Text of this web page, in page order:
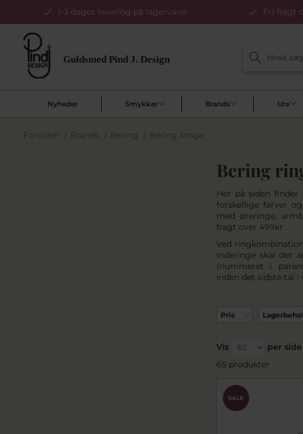
1-3 dages levering på lagervarer Fri fragt
Nyheder Smykker Brands Ure
Forsiden / Brands / Bering / Bering Ringe
Bering
Her på siden
forskellige farver
med øreringe,
fragt over 499kr.
Ved
inderinge skal det
(nummeret i
inden det sidste tal i
Pris
Vis
per side
65 produkter
SALE